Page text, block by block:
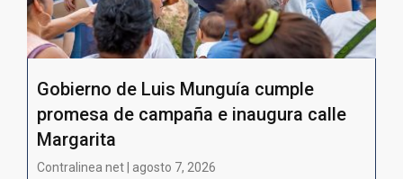
Gobierno de Luis Munguía cumple
promesa de campaña e inaugura calle
Margarita
Contralinea net | agosto 7, 2026